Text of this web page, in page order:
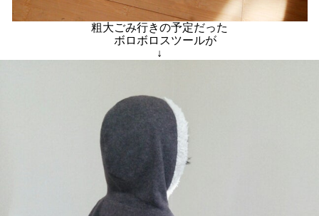
粗大ごみ行きの予定だった
ボロボロスツールが
↓